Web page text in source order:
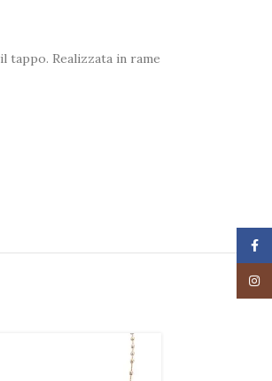
tappo. Realizzata in rame